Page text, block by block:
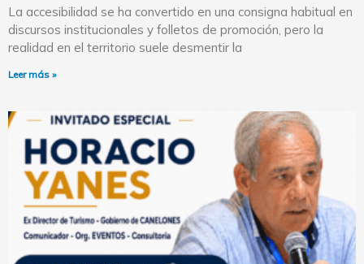
La accesibilidad se ha convertido en una consigna habitual en
discursos institucionales y folletos de promoción, pero la
realidad en el territorio suele desmentir la
Leer más »